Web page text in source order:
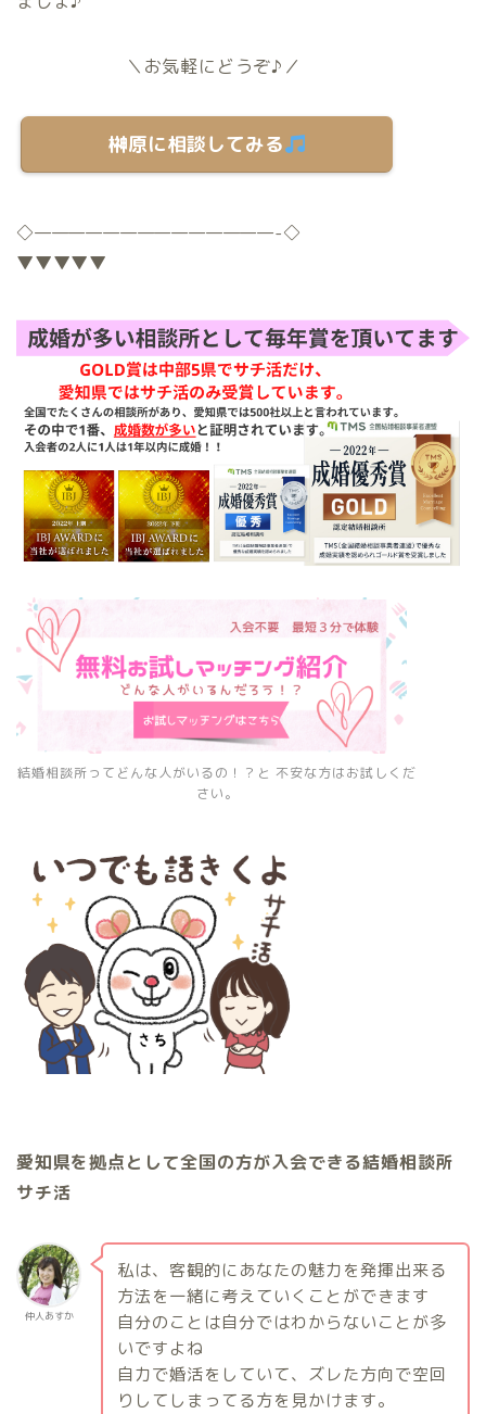
＼お気軽にどうぞ♪／
榊原に相談してみる
◇——————————————-◇
▼▼▼▼▼
結婚相談所ってどんな人がいるの！？と 不安な方はお試しくだ
さい。
愛知県を拠点として全国の方が入会できる結婚相談所
サチ活
仲人あすか
私は、客観的にあなたの魅力を発揮出来る
方法を一緒に考えていくことができます
自分のことは自分ではわからないことが多
いですよね
自力で婚活をしていて、ズレた方向で空回
りしてしまってる方を見かけます。